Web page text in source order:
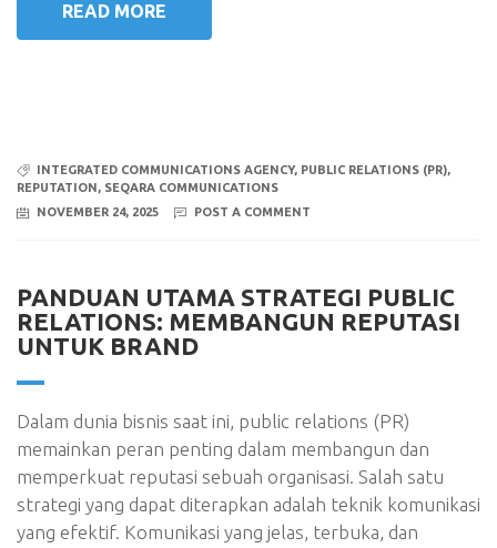
READ MORE
INTEGRATED COMMUNICATIONS AGENCY, PUBLIC RELATIONS (PR),
REPUTATION , SEQARA COMMUNICATIONS
NOVEMBER 24, 2025
POST A COMMENT
PANDUAN UTAMA STRATEGI PUBLIC
RELATIONS: MEMBANGUN REPUTASI
UNTUK BRAND
Dalam dunia bisnis saat ini, public relations (PR)
memainkan peran penting dalam membangun dan
memperkuat reputasi sebuah organisasi. Salah satu
strategi yang dapat diterapkan adalah teknik komunikasi
yang efektif. Komunikasi yang jelas, terbuka, dan